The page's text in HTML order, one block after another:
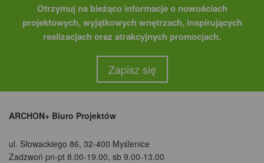
Otrzymuj na bieżąco informacje o nowościach
projektowych, wyjątkowych wnętrzach, inspirujących
realizacjach oraz atrakcyjnych promocjach.
Zapisz się
ARCHON+ Biuro Projektów
ul. Słowackiego 86, 32-400 Myślenice
Zadzwoń pn-pt 8.00-19.00, sb 9.00-13.00